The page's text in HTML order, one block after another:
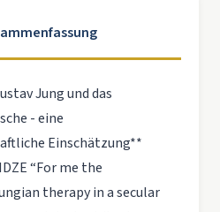
Jung und das
- eine
Einschätzung**
“For me the
therapy in a secular